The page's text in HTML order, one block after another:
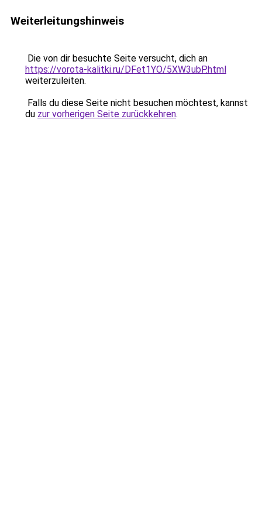
Weiterleitungshinweis
Die von dir besuchte Seite versucht, dich an
https://vorota-kalitki.ru/DFet1YO/5XW3ubP.html
weiterzuleiten.
Falls du diese Seite nicht besuchen möchtest, kannst
du zur vorherigen Seite zurückkehren.